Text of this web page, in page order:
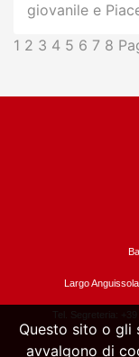
giovanile e
1 2 3 4 5 6 7 8
Largo
Tel. Segreteria:
Questo sito o gli
avvalgono di